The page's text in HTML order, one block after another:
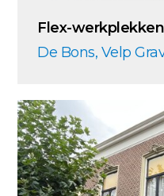
Flex-werkplekken
De Bons, Velp